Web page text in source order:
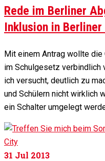
Rede im Berliner
Inklusion in Berliner
Mit einem Antrag wollte
im Schulgesetz verbindlich
ich versucht, deutlich zu
und Schülern nicht wirklich
ein Schalter umgelegt
31 Jul 2013